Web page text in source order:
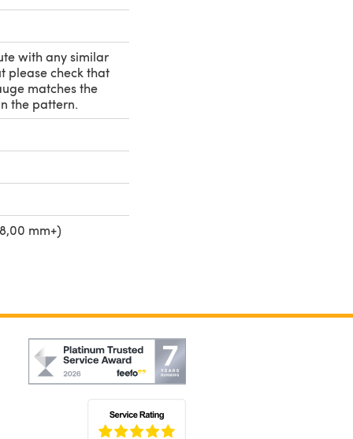
with any similar
please check that
matches the
the pattern.
mm+)